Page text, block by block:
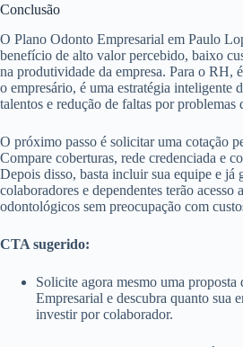
Conclusão
O Plano Odonto Empresarial em Paulo
benefício de alto valor percebido, baixo
na produtividade da empresa. Para o RH,
o empresário, é uma estratégia inteligente
talentos e redução de faltas por problemas
O próximo passo é solicitar uma cotação
Compare coberturas, rede credenciada e
Depois disso, basta incluir sua equipe e já
colaboradores e dependentes terão acesso
odontológicos sem preocupação com
CTA sugerido:
Solicite agora mesmo uma proposta
Empresarial e descubra quanto sua
investir por colaborador.